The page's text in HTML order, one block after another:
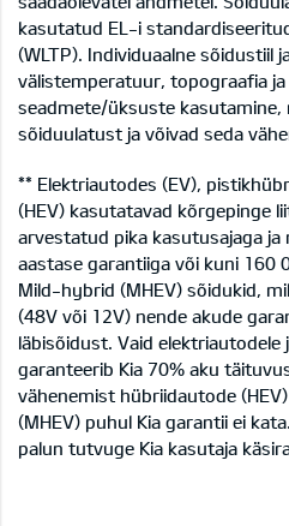
kasutatud EL-i
(WLTP). Individuaalne sõidustiil
välistemperatuur, topograafia
seadmete/üksuste kasutamine,
sõiduulatust ja võivad seda
** Elektriautodes (EV),
(HEV) kasutatavad kõrgepinge
arvestatud pika kasutusajaga ja
aastase garantiiga või kuni 160
Mild-hybrid (MHEV) sõidukid,
(48V või 12V) nende akude
läbisõidust. Vaid elektriautodele
garanteerib Kia 70% aku
vähenemist hübriidautode
(MHEV) puhul Kia garantii ei
palun tutvuge Kia kasutaja